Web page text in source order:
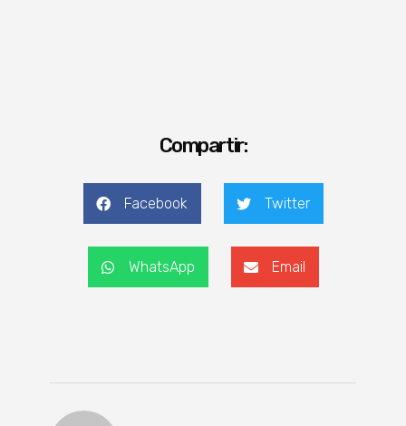
Compartir:
Facebook Twitter
WhatsApp Email